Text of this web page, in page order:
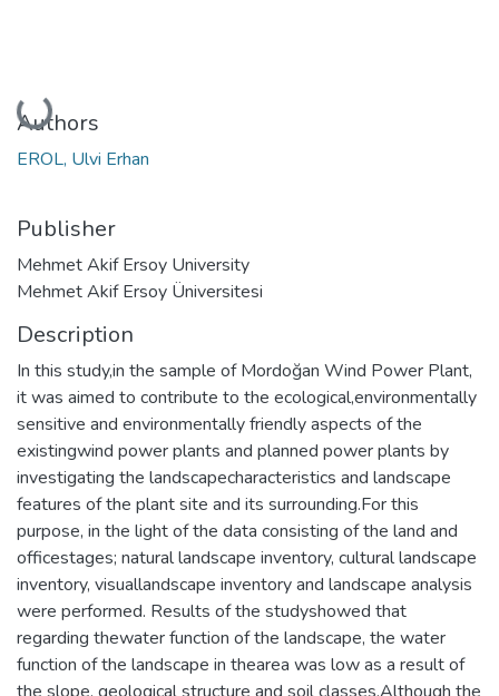
Loading...
Authors
EROL, Ulvi Erhan
Publisher
Mehmet Akif Ersoy University
Mehmet Akif Ersoy Üniversitesi
Description
In this study,in the sample of Mordoğan Wind Power Plant,
it was aimed to contribute to the ecological,environmentally
sensitive and environmentally friendly aspects of the
existingwind power plants and planned power plants by
investigating the landscapecharacteristics and landscape
features of the plant site and its surrounding.For this
purpose, in the light of the data consisting of the land and
officestages; natural landscape inventory, cultural landscape
inventory, visuallandscape inventory and landscape analysis
were performed. Results of the studyshowed that
regarding thewater function of the landscape, the water
function of the landscape in thearea was low as a result of